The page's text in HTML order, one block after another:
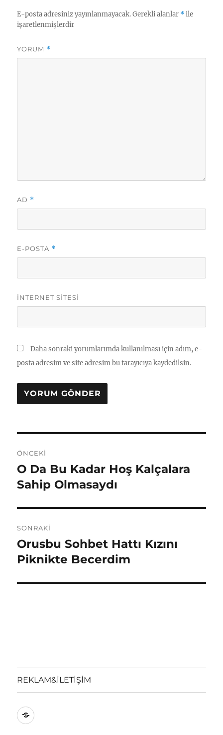
E-posta adresiniz yayınlanmayacak. Gerekli alanlar *ile
işaretlenmişlerdir
YORUM *
AD *
E-POSTA *
İNTERNET SITESI
Daha sonraki yorumlarımda kullanılması için adım, e-
posta adresim ve site adresim bu tarayıcıya kaydedilsin.
gezinmesi
ÖNCEKI
Önceki
yazı:
O Da Bu Kadar Hoş Kalçalara
Sahip Olmasaydı
SONRAKI
Sonraki
yazı:
Orusbu Sohbet Hattı Kızını
Piknikte Becerdim
REKLAM&İLETİŞİM
REKLAM&İLETİŞİM